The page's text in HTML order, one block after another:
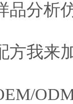
品分析
方我来